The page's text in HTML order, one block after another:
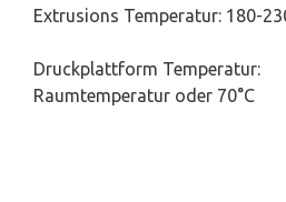
Extrusions Temperatur: 180-
Druckplattform Temperatur:
Raumtemperatur oder 70°C